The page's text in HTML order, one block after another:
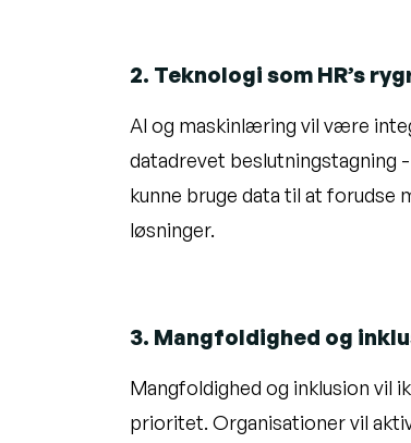
2. Teknologi som HR’s
AI og maskinlæring vil være
datadrevet beslutningstagning
kunne bruge data til at forudse
løsninger.
3. Mangfoldighed og
Mangfoldighed og inklusion vil
prioritet. Organisationer vil